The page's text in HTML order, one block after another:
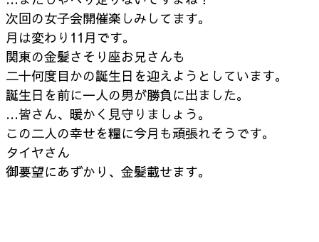
次回の女子会開催楽しみしてます。
月は変わり11月です。
関東の金髪さそり座お兄さんも
二十何度目かの誕生日を迎えようとしています。
誕生日を前に一人の男が勝負に出ました。
…皆さん、暖かく見守りましょう。
この二人の幸せを糧に今月も頑張れそうです。
タイヤさん
御要望にあずかり、金髪載せます。